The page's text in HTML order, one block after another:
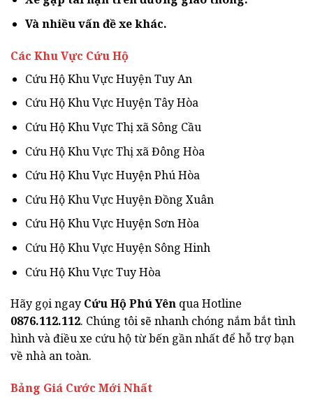
Và nhiều vấn đề xe khác.
Các Khu Vực Cứu Hộ
Cứu Hộ Khu Vực Huyện Tuy An
Cứu Hộ Khu Vực Huyện Tây Hòa
Cứu Hộ Khu Vực Thị xã Sông Cầu
Cứu Hộ Khu Vực Thị xã Đông Hòa
Cứu Hộ Khu Vực Huyện Phú Hòa
Cứu Hộ Khu Vực Huyện Đồng Xuân
Cứu Hộ Khu Vực Huyện Sơn Hòa
Cứu Hộ Khu Vực Huyện Sông Hinh
Cứu Hộ Khu Vực Tuy Hòa
Hãy gọi ngay Cứu Hộ Phú Yên qua Hotline
0876.112.112. Chúng tôi sẽ nhanh chóng nắm bắt tình
hình và điều xe cứu hộ từ bến gần nhất để hỗ trợ bạn
về nhà an toàn.
Bảng Giá Cước Mới Nhất